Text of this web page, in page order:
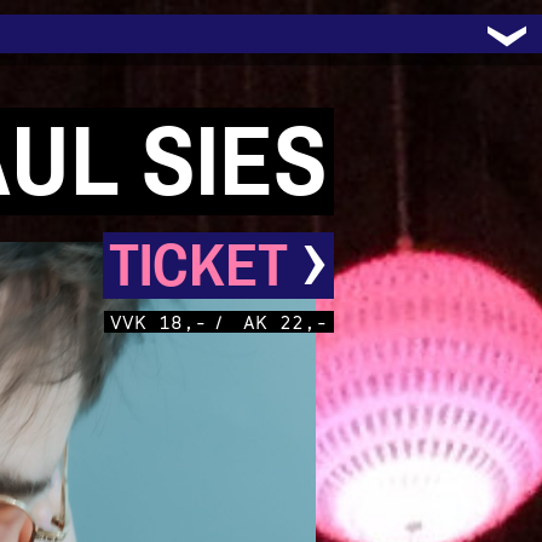
SIES
TICKET ›
VVK 18,- / AK 22,-